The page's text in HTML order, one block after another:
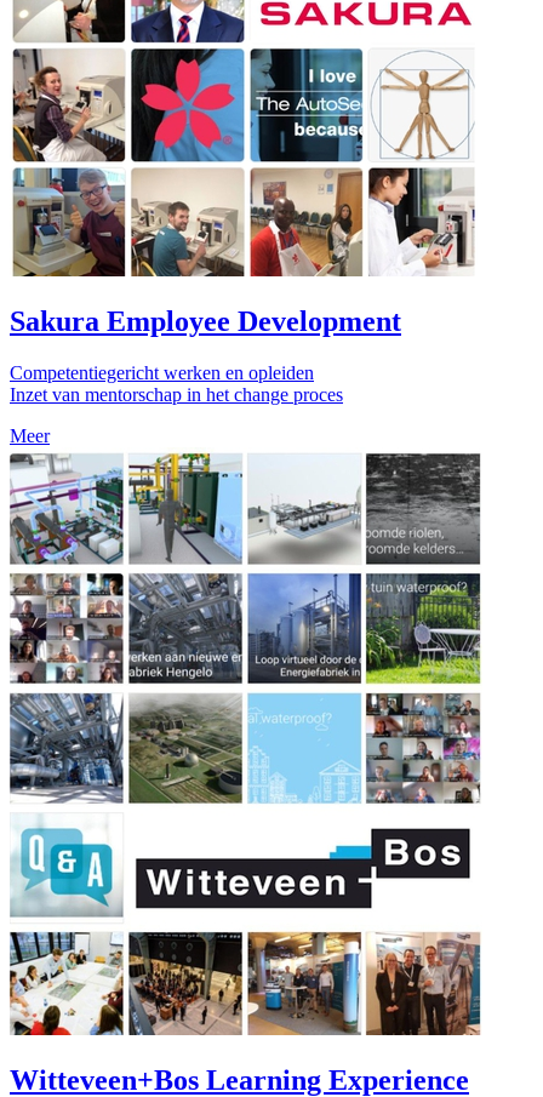
Sakura Employee Development
Competentiegericht werken en opleiden
Inzet van mentorschap in het change proces
Meer
Witteveen+Bos Learning Experience